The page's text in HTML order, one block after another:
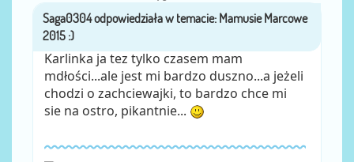
przezSaga0304
Karlinka ja tez tylko czasem mam
mdłości...ale jest mi bardzo duszno...a jeżeli
chodzi o zachciewajki, to bardzo chce mi
sie na ostro, pikantnie...